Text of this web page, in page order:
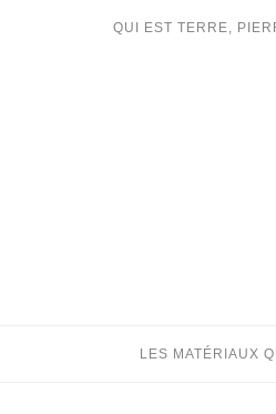
QUI EST TERRE,
LES MATÉRIAUX